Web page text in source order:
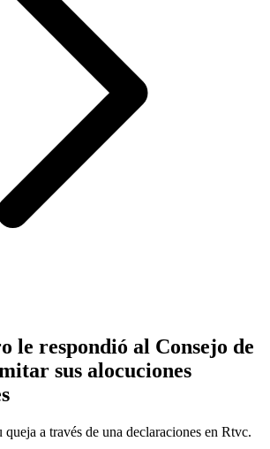
le respondió al Consejo de
sus alocuciones
a través de una declaraciones en Rtvc.